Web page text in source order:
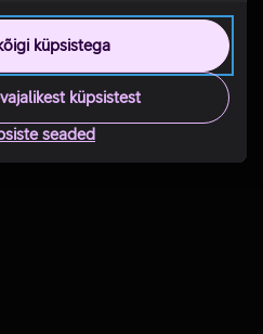
küpsistega
küpsistest
seaded